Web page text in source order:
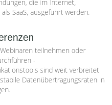
die im Internet,
SaaS, ausgeführt werden.
teilnehmen oder
-
sind weit verbreitet
Datenübertragungsraten in